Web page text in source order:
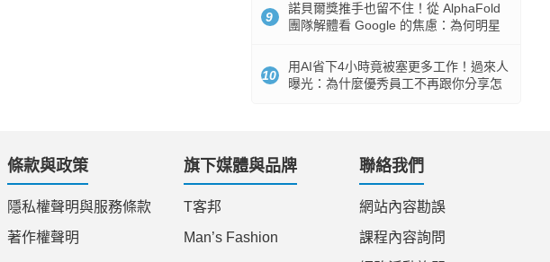
9
諾貝爾獎推手也留不住！從 AlphaFold
團隊解體看 Google 的焦慮：為何明星
10
用AI省下4小時竟被塞更多工作！過來人
曝光：為什麼優秀員工不再跟你分享怎
條款與政策
隱私權聲明與服務條款
著作權聲明
旗下媒體與品牌
T客邦
Man’s Fashion
聯絡我們
網站內容勘誤
課程內容詢問